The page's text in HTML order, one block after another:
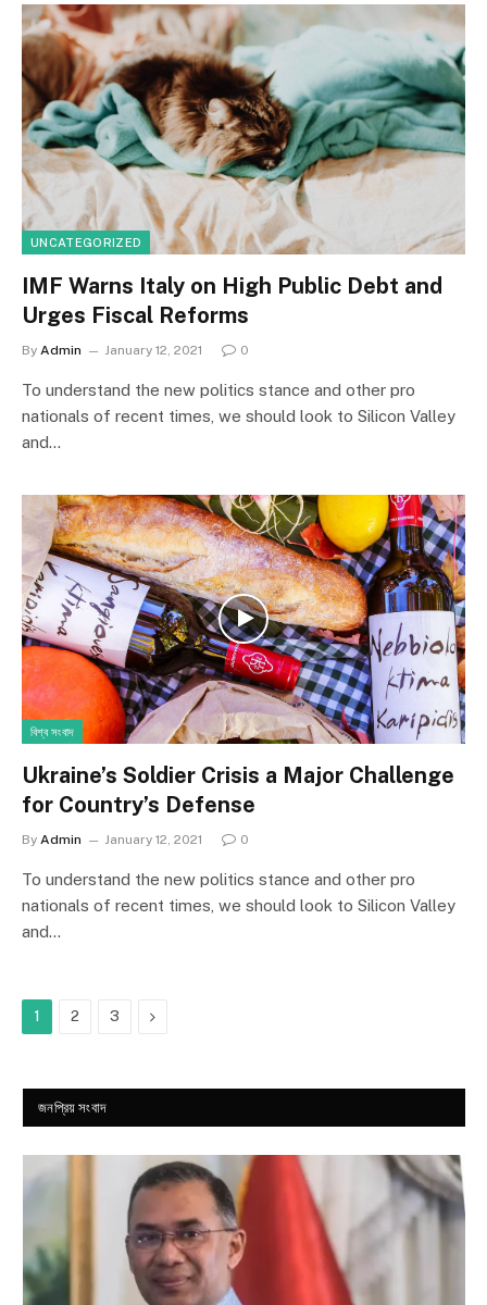
UNCATEGORIZED
IMF Warns Italy on High Public Debt and
Urges Fiscal Reforms
By Admin January 12, 2021 0
To understand the new politics stance and other pro
nationals of recent times, we should look to Silicon Valley
and…
বিশ্ব সংবাদ
Ukraine’s Soldier Crisis a Major Challenge
for Country’s Defense
By Admin January 12, 2021 0
To understand the new politics stance and other pro
nationals of recent times, we should look to Silicon Valley
and…
1 2 3 Next
জনপ্রিয় সংবাদ